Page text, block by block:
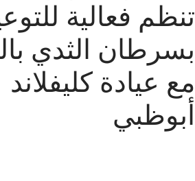
تنظم فعالية
بسرطان الثدي
مع عيادة كليفلاند
أبوظبي